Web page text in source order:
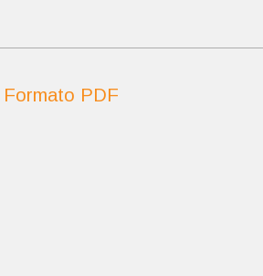
Formato PDF